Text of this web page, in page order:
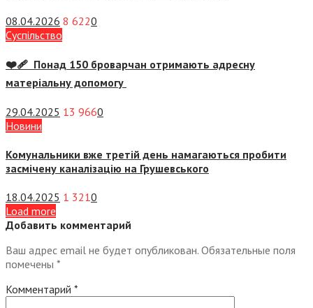
08.04.2026 8 6220
Суспiльство
❤️‍🩹 Понад 150 броварчан отримають адресну
матеріальну допомогу
29.04.2025 13 9660
Новини
Комунальники вже третій день намагаються пробити
засмічену каналізацію на Грушевського
18.04.2025 1 3210
Load more
Добавить комментарий
Ваш адрес email не будет опубликован. Обязательные поля
помечены *
Комментарий *